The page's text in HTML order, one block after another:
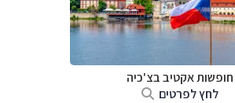
חופשות אקטיב בצ'כיה
לחץ לפרטים